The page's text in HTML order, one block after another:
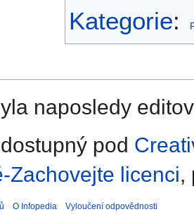
Kategorie:
naposledy
pod
Zachovejte licenci,
O Infopedia Vyloučení odpovědnosti